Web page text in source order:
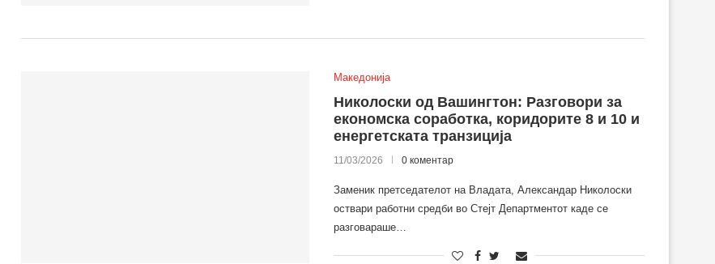
Македонија
Николоски од Вашингтон: Разговори за
економска соработка, коридорите 8 и 10 и
енергетската транзиција
11/03/2026 0 коментар
Заменик претседателот на Владата, Александар Николоски
оствари работни средби во Стејт Департментот каде се
разговараше…